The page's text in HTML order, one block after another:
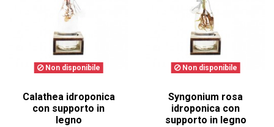
Non disponibile
Calathea idroponica
con supporto in
legno
Non disponibile
Syngonium rosa
idroponica con
supporto in legno